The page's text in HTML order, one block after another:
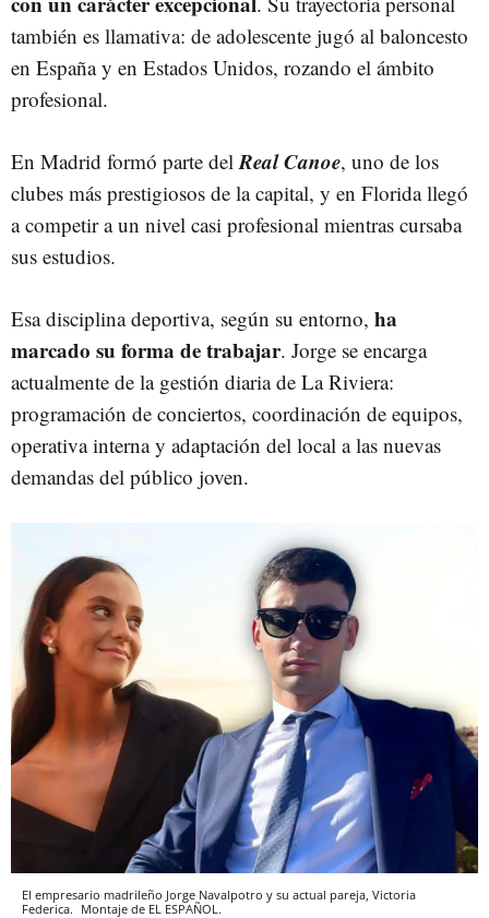
también es llamativa: de adolescente jugó al baloncesto
en España y en Estados Unidos, rozando el ámbito
profesional.
En Madrid formó parte delReal Canoe, uno de los
clubes más prestigiosos de la capital, y en Florida llegó
a competir a un nivel casi profesional mientras cursaba
sus estudios.
Esa disciplina deportiva, según su entorno, ha
marcado su forma de trabajar. Jorge se encarga
actualmente de la gestión diaria de La Riviera:
programación de conciertos, coordinación de equipos,
operativa interna y adaptación del local a las nuevas
demandas del público joven.
El empresario madrileño Jorge Navalpotro y su actual pareja, Victoria
Federica. Montaje de EL ESPAÑOL.